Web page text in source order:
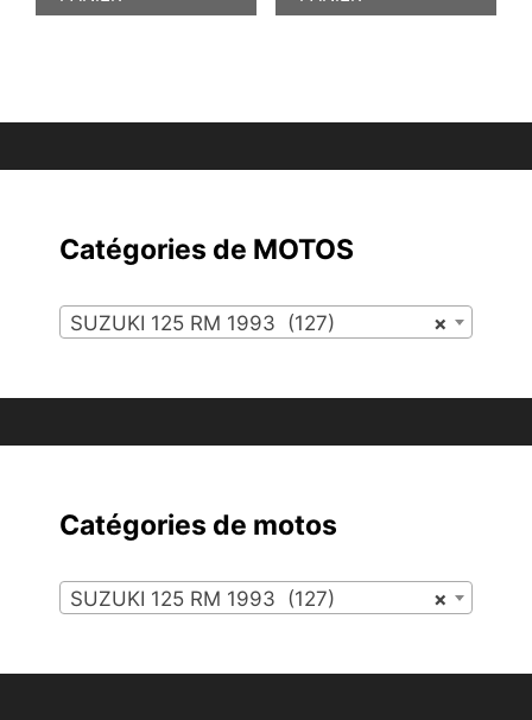
Catégories de MOTOS
×
SUZUKI 125 RM 1993 (127)
Catégories de motos
×
SUZUKI 125 RM 1993 (127)